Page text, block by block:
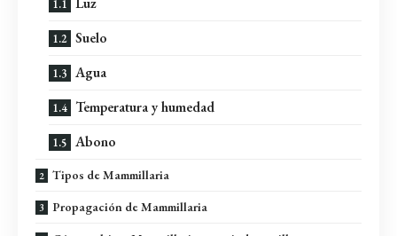
Suelo
Agua
Temperatura y humedad
Abono
Tipos de Mammillaria
Propagación de Mammillaria